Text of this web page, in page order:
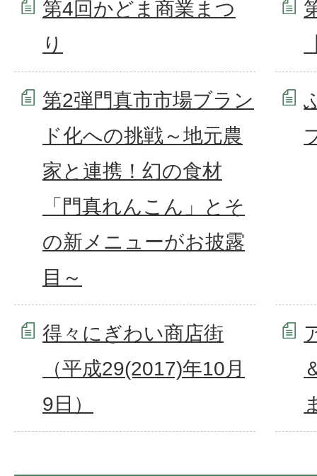
第4回かどま商業まつ
り
第2弾門真市市場ブラン
ド化への挑戦～地元農
家と連携！幻の食材
「門真れんこん」とそ
の新メニューがお披露
目～
得々にぎわい商店街
（平成29(2017)年10月
9日）